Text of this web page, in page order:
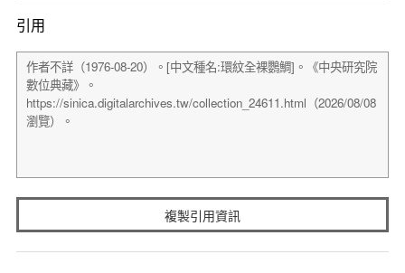
引用
複製引用資訊